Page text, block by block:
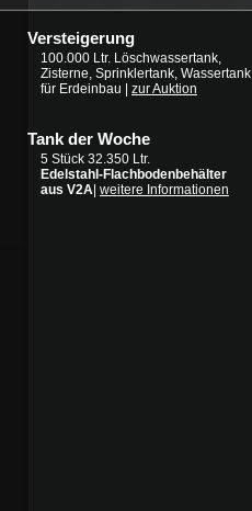
Versteigerung
100.000 Ltr. Löschwassertank,
Zisterne, Sprinklertank, Wassertank
für Erdeinbau | zur Auktion
Tank der Woche
5 Stück 32.350 Ltr.
Edelstahl-Flachbodenbehälter
aus V2A weitere Informationen